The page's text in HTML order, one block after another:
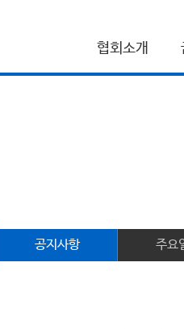
협회소개
공지사항 주요